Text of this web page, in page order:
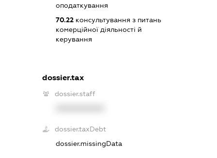
оподаткування
70.22консультування з питань
комерційної діяльності й
керування
dossier.tax
dossier.staff
dossier.taxDebt
dossier.missingData